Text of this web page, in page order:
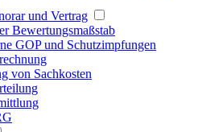
und Vertrag
Bewertungsmaßstab
GOP und Schutzimpfungen
von Sachkosten